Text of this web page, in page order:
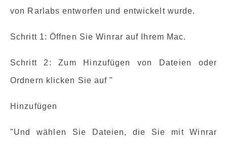
von Rarlabs entworfen und entwickelt wurde.
Schritt 1: Öffnen Sie Winrar auf Ihrem Mac.
Schritt 2: Zum Hinzufügen von Dateien oder
Ordnern klicken Sie auf "
Hinzufügen
"Und wählen Sie Dateien, die Sie mit Winrar